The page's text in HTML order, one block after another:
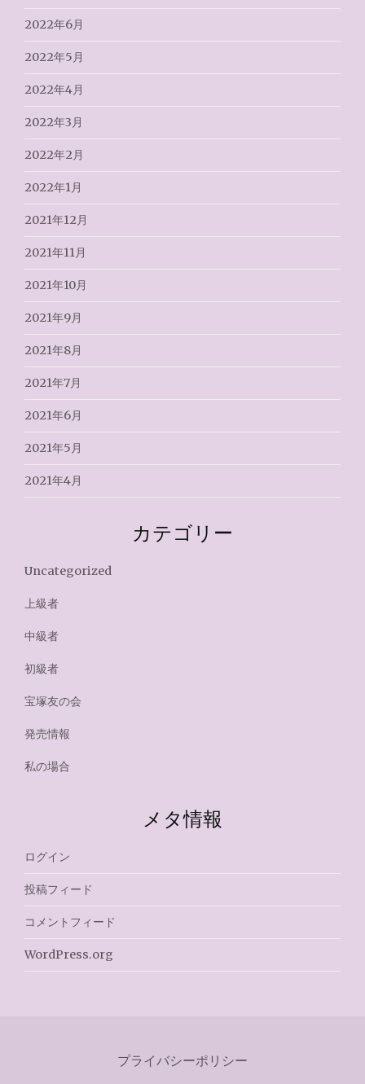
2022年6月
2022年5月
2022年4月
2022年3月
2022年2月
2022年1月
2021年12月
2021年11月
2021年10月
2021年9月
2021年8月
2021年7月
2021年6月
2021年5月
2021年4月
カテゴリー
Uncategorized
上級者
中級者
初級者
宝塚友の会
発売情報
私の場合
メタ情報
ログイン
投稿フィード
コメントフィード
WordPress.org
プライバシーポリシー